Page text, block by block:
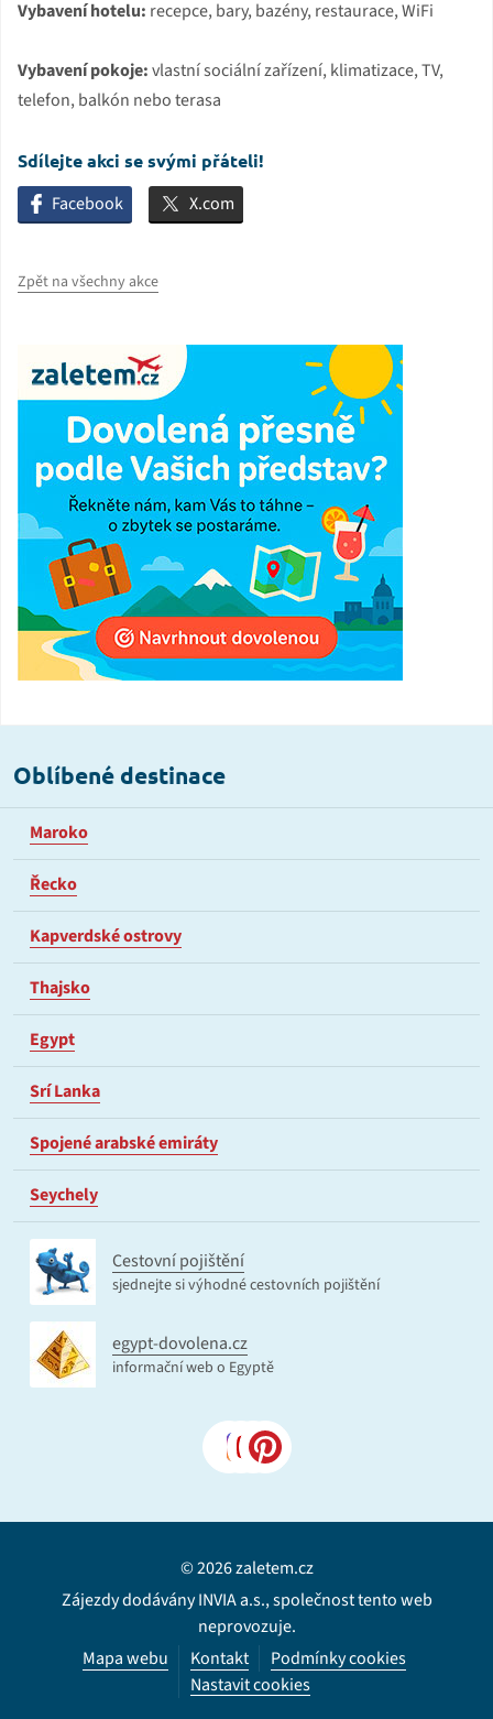
Vybavení hotelu: recepce, bary, bazény, restaurace, WiFi
Vybavení pokoje:vlastní sociální zařízení, klimatizace, TV,
telefon, balkón nebo terasa
Sdílejte akci se svými přáteli!
Facebook X.com
Zpět na všechny akce
Oblíbené destinace
Maroko
Řecko
Kapverdské ostrovy
Thajsko
Egypt
Srí Lanka
Spojené arabské emiráty
Seychely
Cestovní pojištění
sjednejte si výhodné cestovních pojištění
egypt-dovolena.cz
informační web o Egyptě
© 2026 zaletem.cz
Zájezdy dodávány INVIA a.s., společnost tento web
neprovozuje.
Mapa webu
Kontakt
Podmínky cookies
Nastavit cookies